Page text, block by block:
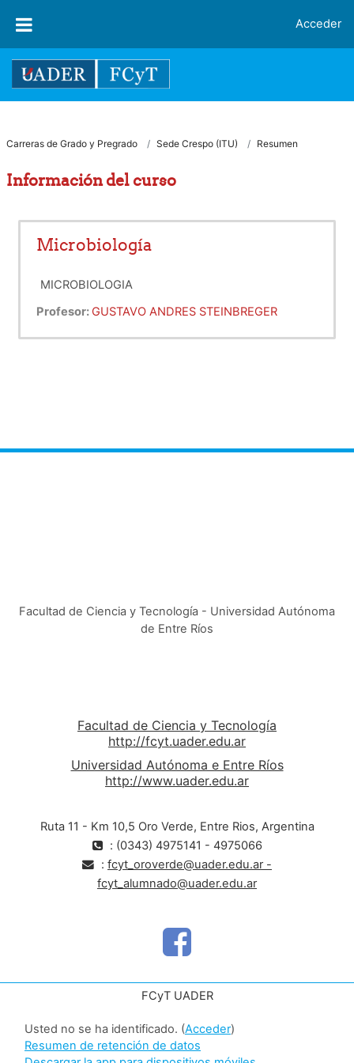
Acceder
Carreras de Grado y Pregrado Sede Crespo (ITU) Resumen
Información del curso
Microbiología
MICROBIOLOGIA
Profesor: GUSTAVO ANDRES STEINBREGER
Facultad de Ciencia y Tecnología - Universidad Autónoma
de Entre Ríos
Facultad de Ciencia y Tecnología
http://fcyt.uader.edu.ar
Universidad Autónoma e Entre Ríos
http://www.uader.edu.ar
Ruta 11 - Km 10,5 Oro Verde, Entre Rios, Argentina
: (0343) 4975141 - 4975066
: fcyt_oroverde@uader.edu.ar -
fcyt_alumnado@uader.edu.ar
FCyT UADER
Usted no se ha identificado. (Acceder)
Resumen de retención de datos